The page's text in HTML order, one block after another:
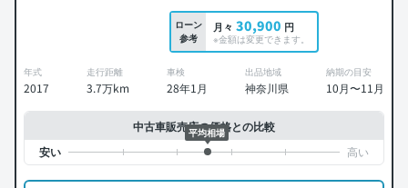
ローン
参考
月々 30,900 円
※金額は変更できます。
年式
2017
走行距離
3.7万km
車検
28年1月
出品地域
神奈川県
納期の目安
10月〜11月
中古車販売店の価格との比較
平均相場